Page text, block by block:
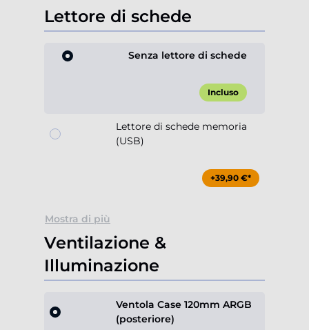
Lettore di schede
Senza lettore di schede
Incluso
Lettore di schede memoria
(USB)
+39,90 €*
Mostra di più
Ventilazione &
Illuminazione
Ventola Case 120mm ARGB
(posteriore)